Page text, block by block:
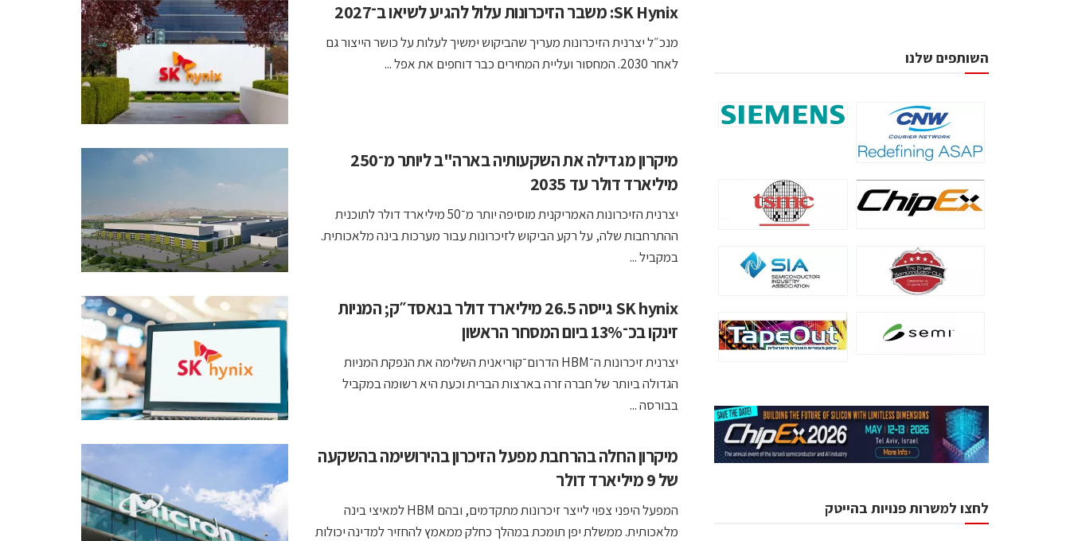
SK Hynix: משבר הזיכרונות עלול להגיע לשיאו ב־2027
מנכ״ל יצרנית הזיכרונות מעריך שהביקוש ימשיך לעלות על כושר הייצור גם
לאחר 2030. המחסור ועליית המחירים כבר דוחפים את אפל ...
מיקרון מגדילה את השקעותיה בארה"ב ליותר מ־250
מיליארד דולר עד 2035
יצרנית הזיכרונות האמריקנית מוסיפה יותר מ־50 מיליארד דולר לתוכנית
ההתרחבות שלה, על רקע הביקוש לזיכרונות עבור מערכות בינה מלאכותית.
במקביל ...
SK hynix גייסה 26.5 מיליארד דולר בנאסד״ק; המניות
זינקו בכ־13% ביום המסחר הראשון
יצרנית זיכרונות ה־HBM הדרום־קוריאנית השלימה את הנפקת המניות
הגדולה ביותר של חברה זרה בארצות הברית וכעת היא רשומה במקביל
בבורסה ...
מיקרון החלה בהרחבת מפעל הזיכרון בהירושימה בהשקעה
של 9 מיליארד דולר
המפעל היפני צפוי לייצר זיכרונות מתקדמים, ובהם HBM למאיצי בינה
מלאכותית. ממשלת יפן תומכת במהלך כחלק ממאמץ להחזיר למדינה יכולות
השותפים שלנו
לחצו למשרות פנויות בהייטק